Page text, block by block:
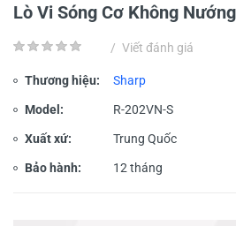
Lò Vi Sóng Cơ Không
/ Viết đánh giá
Thương hiệu: Sharp
Model: R-202VN-S
Xuất xứ: Trung Quốc
Bảo hành: 12 tháng